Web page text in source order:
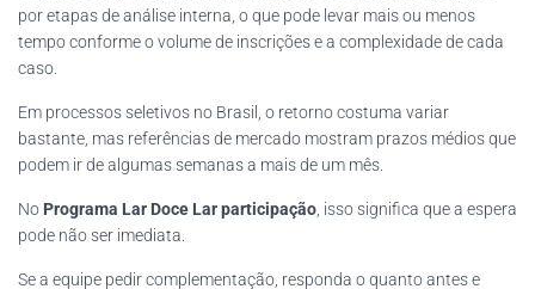
por etapas de análise interna, o que pode levar mais ou menos
tempo conforme o volume de inscrições e a complexidade de cada
caso.
Em processos seletivos no Brasil, o retorno costuma variar
bastante, mas referências de mercado mostram prazos médios que
podem ir de algumas semanas a mais de um mês.
No Programa Lar Doce Lar participação , isso significa que a espera
pode não ser imediata.
Se a equipe pedir complementação, responda o quanto antes e